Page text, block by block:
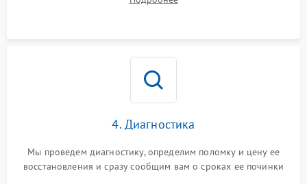
4. Диагностика
Мы проведем диагностику, определим поломку и цену ее
восстановления и сразу сообщим вам о сроках ее починки